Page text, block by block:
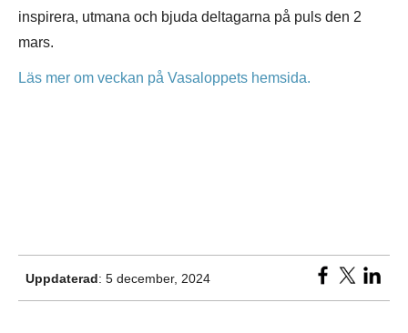
inspirera, utmana och bjuda deltagarna på puls den 2
mars.
Läs mer om veckan på Vasaloppets hemsida.
Uppdaterad: 5 december, 2024